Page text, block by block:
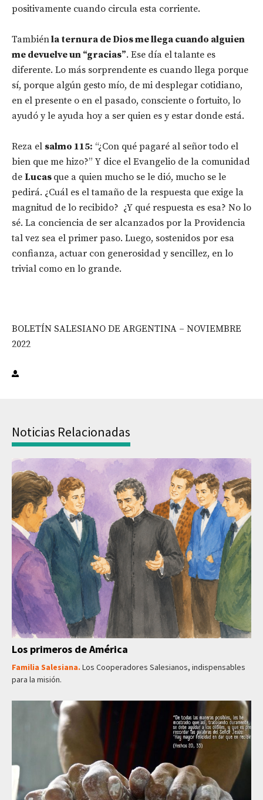
positivamente cuando circula esta corriente.
Tambiénla ternura de Dios me llega cuando alguien
me devuelve un “gracias”. Ese día el talante es
diferente. Lo más sorprendente es cuando llega porque
sí, porque algún gesto mío, de mi desplegar cotidiano,
en el presente o en el pasado, consciente o fortuito, lo
ayudó y le ayuda hoy a ser quien es y estar donde está.
Reza el salmo 115: “¿Con qué pagaré al señor todo el
bien que me hizo?” Y dice el Evangelio de la comunidad
de Lucas que a quien mucho se le dió, mucho se le
pedirá. ¿Cuál es el tamaño de la respuesta que exige la
magnitud de lo recibido? ¿Y qué respuesta es esa? No lo
sé. La conciencia de ser alcanzados por la Providencia
tal vez sea el primer paso. Luego, sostenidos por esa
confianza, actuar con generosidad y sencillez, en lo
trivial como en lo grande.
BOLETÍN SALESIANO DE ARGENTINA – NOVIEMBRE
2022
Noticias Relacionadas
Los primeros de América
Familia Salesiana. Los Cooperadores Salesianos, indispensables
para la misión.